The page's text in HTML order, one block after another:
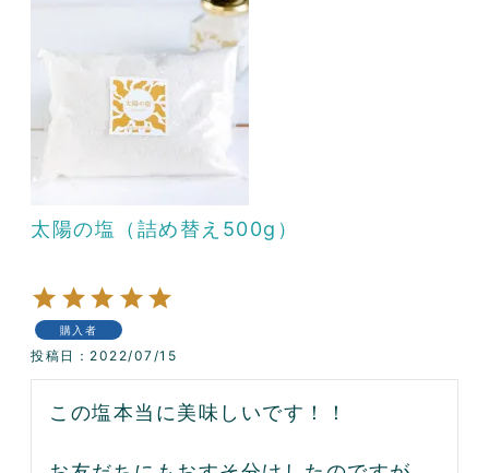
太陽の塩（詰め替え500g）
購入者
投稿日 2022/07/15
この塩本当に美味しいです！！